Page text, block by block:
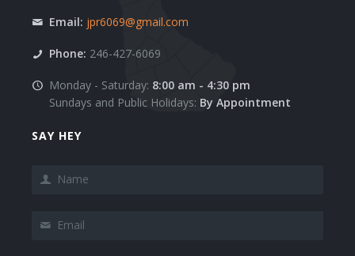
Email: jpr6069@gmail.com
Phone: 246-427-6069
Monday - Saturday: 8:00 am - 4:30 pm
Sundays and Public Holidays: By Appointment
SAY HEY